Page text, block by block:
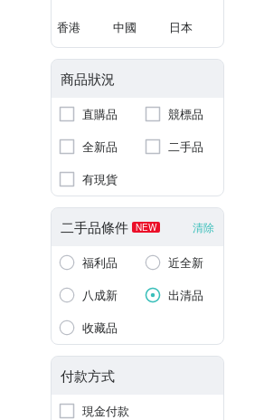
香港 中國 日本
商品狀況
直購品
競標品
全新品
二手品
有現貨
二手品條件 NEW 清除
福利品
近全新
八成新
出清品
收藏品
付款方式
現金付款